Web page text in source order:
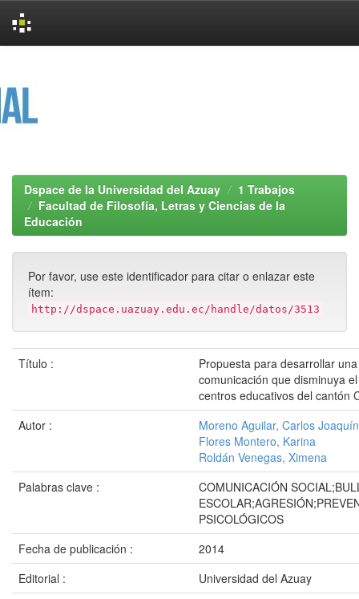
Dspace de la Universidad del Azuay
1 Trabajos
Facultad de Filosofía, Letras y Ciencias de la
Educación
Por favor, use este identificador para citar o enlazar este
ítem:
http://dspace.uazuay.edu.ec/handle/datos/3513
Título :
Propuesta para desarrollar
comunicación que disminuya
centros educativos del cantón
Autor :
Moreno Aguilar, Carlos Joaquín
Flores Montero, Karina
Roldán Venegas, Ximena
Palabras clave :
COMUNICACIÓN
PSICOLÓGICOS
Fecha de publicación :
2014
Editorial :
Universidad del Azuay